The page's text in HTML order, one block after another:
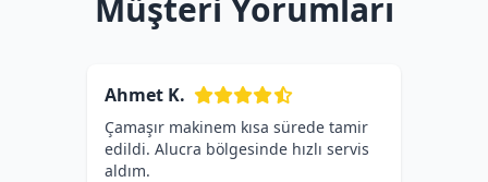
Müşteri Yorumları
Ahmet K.
Çamaşır makinem kısa sürede tamir
edildi. Alucra bölgesinde hızlı servis
aldım.